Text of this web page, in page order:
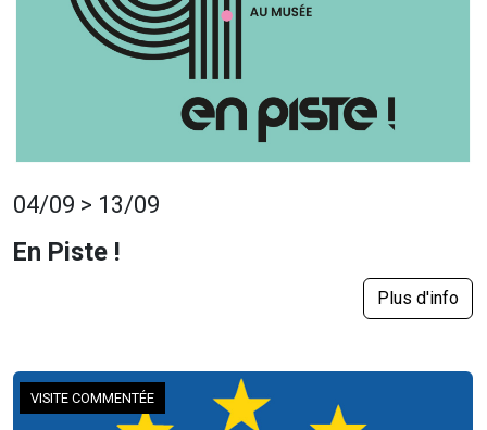
04/09 > 13/09
En Piste !
Plus d'info
VISITE COMMENTÉE